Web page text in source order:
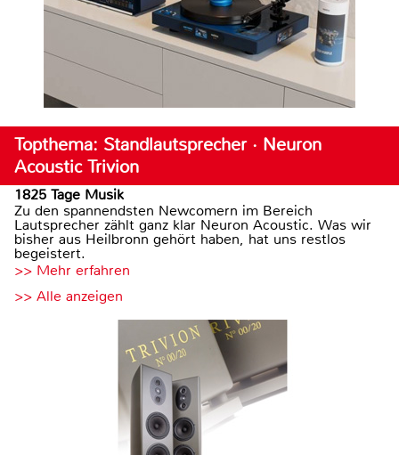
Topthema: Standlautsprecher · Neuron
Acoustic Trivion
1825 Tage Musik
Zu den spannendsten Newcomern im Bereich
Lautsprecher zählt ganz klar Neuron Acoustic. Was wir
bisher aus Heilbronn gehört haben, hat uns restlos
begeistert.
>> Mehr erfahren
>> Alle anzeigen